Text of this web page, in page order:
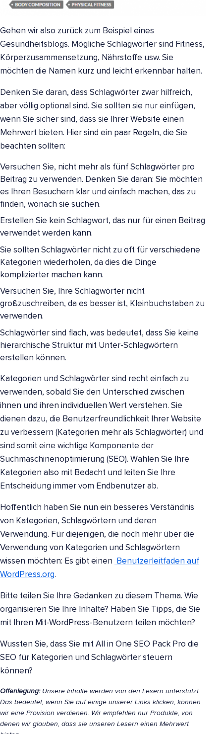
Gehen wir also zurück zum Beispiel eines
Gesundheitsblogs. Mögliche Schlagwörter sind Fitness,
Körperzusammensetzung, Nährstoffe usw. Sie
möchten die Namen kurz und leicht erkennbar halten.
Denken Sie daran, dass Schlagwörter zwar hilfreich,
aber völlig optional sind. Sie sollten sie nur einfügen,
wenn Sie sicher sind, dass sie Ihrer Website einen
Mehrwert bieten. Hier sind ein paar Regeln, die Sie
beachten sollten:
Versuchen Sie, nicht mehr als fünf Schlagwörter pro
Beitrag zu verwenden. Denken Sie daran: Sie möchten
es Ihren Besuchern klar und einfach machen, das zu
finden, wonach sie suchen.
Erstellen Sie kein Schlagwort, das nur für einen Beitrag
verwendet werden kann.
Sie sollten Schlagwörter nicht zu oft für verschiedene
Kategorien wiederholen, da dies die Dinge
komplizierter machen kann.
Versuchen Sie, Ihre Schlagwörter nicht
großzuschreiben, da es besser ist, Kleinbuchstaben zu
verwenden.
Schlagwörter sind flach, was bedeutet, dass Sie keine
hierarchische Struktur mit Unter-Schlagwörtern
erstellen können.
Kategorien und Schlagwörter sind recht einfach zu
verwenden, sobald Sie den Unterschied zwischen
ihnen und ihren individuellen Wert verstehen. Sie
dienen dazu, die Benutzerfreundlichkeit Ihrer Website
zu verbessern (Kategorien mehr als Schlagwörter) und
sind somit eine wichtige Komponente der
Suchmaschinenoptimierung (SEO). Wählen Sie Ihre
Kategorien also mit Bedacht und leiten Sie Ihre
Entscheidung immer vom Endbenutzer ab.
Hoffentlich haben Sie nun ein besseres Verständnis
von Kategorien, Schlagwörtern und deren
Verwendung. Für diejenigen, die noch mehr über die
Verwendung von Kategorien und Schlagwörtern
wissen möchten: Es gibt einen
Benutzerleitfaden auf
WordPress.org.
Bitte teilen Sie Ihre Gedanken zu diesem Thema. Wie
organisieren Sie Ihre Inhalte? Haben Sie Tipps, die Sie
mit Ihren Mit-WordPress-Benutzern teilen möchten?
Wussten Sie, dass Sie mit All in One SEO Pack Pro die
SEO für Kategorien und Schlagwörter steuern
können?
Offenlegung:Unsere Inhalte werden von den Lesern unterstützt.
Das bedeutet, wenn Sie auf einige unserer Links klicken, können
wir eine Provision verdienen. Wir empfehlen nur Produkte, von
denen wir glauben, dass sie unseren Lesern einen Mehrwert